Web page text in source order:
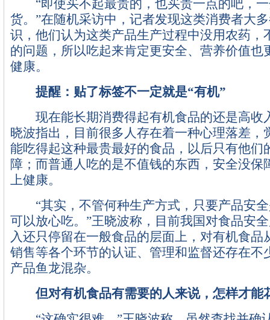
“即使买不起最贵的，也买贵一点的吧，一
货。”在随机采访中，记者发现这类消费者大
识，他们认为这类产品生产过程中没用农药，
的问题，所以吃起来肯定更安全、营养价值也
健康。
提醒：贴了标签不一定就是“有机”
现在能长期消费得起有机食品的还是高收
晓波指出，目前很多人存在着一种心理落差，
能吃得起这种最贵最好的食品，以后只有他们
障；而普通人吃的是不值钱的东西，安全没保
上健康。
“其实，不管何种生产方式，只要产品安全
可以放心吃。”王晓波称，目前我国对食品安
入还只停留在一般食品的层面上，对有机食品
销售等各个环节的认证、管理和监督还存在不
产品鱼龙混杂。
但对有机食品有需要的人来说，怎样才能